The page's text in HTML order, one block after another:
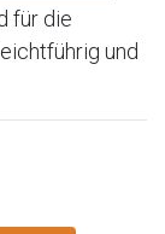
für die
und